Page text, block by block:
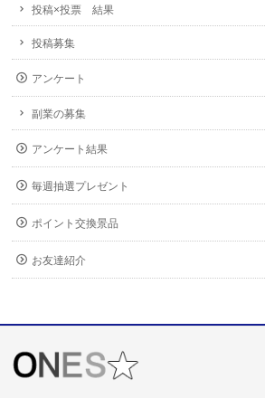
投稿×投票 結果
投稿募集
アンケート
副業の募集
アンケート結果
毎週抽選プレゼント
ポイント交換景品
お友達紹介